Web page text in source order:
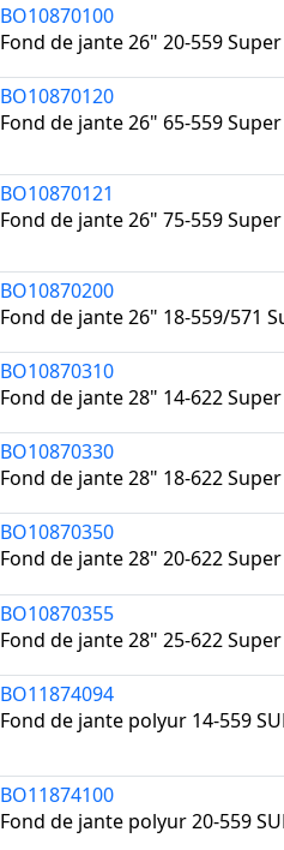
BO10870100
Fond de jante 26" 20-559
BO10870120
Fond de jante 26" 65-559
BO10870121
Fond de jante 26" 75-559
BO10870200
Fond de jante 26" 18-559/571
BO10870310
Fond de jante 28" 14-622
BO10870330
Fond de jante 28" 18-622
BO10870350
Fond de jante 28" 20-622
BO10870355
Fond de jante 28" 25-622
BO11874094
Fond de jante polyur 14-559
BO11874100
Fond de jante polyur 20-559